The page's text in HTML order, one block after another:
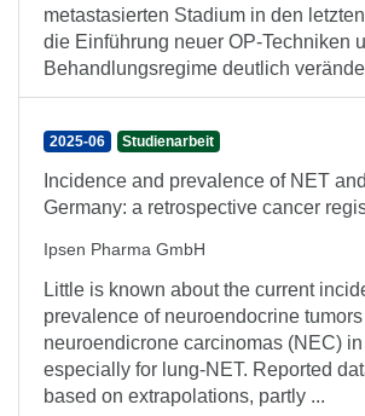
metastasierten Stadium in den
die Einführung neuer OP-Techniken
Behandlungsregime deutlich
2025-06 Studienarbeit
Incidence and prevalence of NET
Germany: a retrospective cancer
Ipsen Pharma GmbH
Little is known about the current
prevalence of neuroendocrine
neuroendicrone carcinomas (NEC) in
especially for lung-NET. Reported
based on extrapolations, partly ...